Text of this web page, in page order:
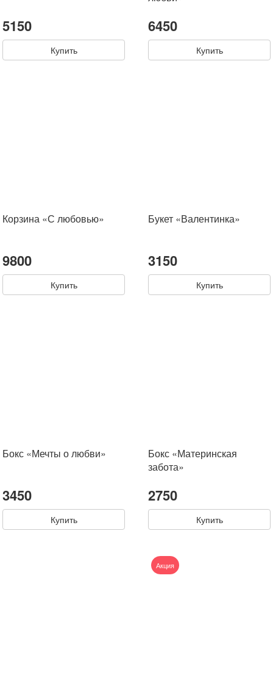
5150
Купить
6450
Купить
Корзина «С любовью»
9800
Купить
Букет «Валентинка»
3150
Купить
Бокс «Мечты о любви»
3450
Купить
Бокс «Материнская
забота»
2750
Купить
Акция